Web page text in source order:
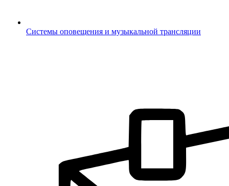
Системы оповещения и музыкальной трансляции